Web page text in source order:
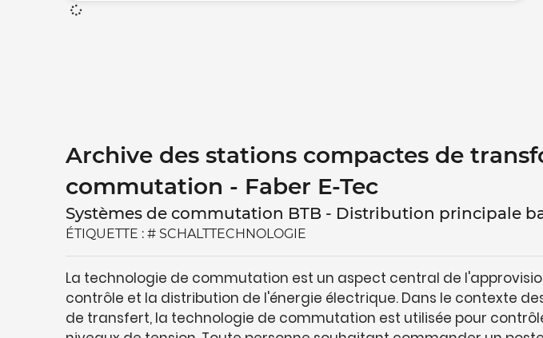
Archive des stations compactes de
commutation - Faber E-Tec
Systèmes de commutation BTB - Distribution principale
ÉTIQUETTE : # SCHALTTECHNOLOGIE
La technologie de commutation est un aspect central de
contrôle et la distribution de l'énergie électrique. Dans le contexte
de transfert, la technologie de commutation est utilisée pour